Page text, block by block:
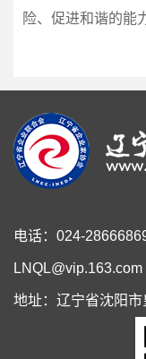
险、促进和谐的能
电话：024-
LNQL@vip.163.com
地址：辽宁省沈阳